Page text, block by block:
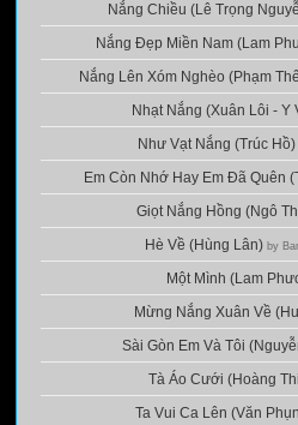
Nắng Chiều (Lê Trọng
Nắng Đẹp Miền Nam (Lam
Nắng Lên Xóm Nghèo (Phạm
Nhạt Nắng (Xuân Lôi - Y
Như Vạt Nắng (Trúc Hồ)
Em Còn Nhớ Hay Em Đã Quên
Giọt Nắng Hồng (Ngô
Hè Về (Hùng Lân) by
Một Mình (Lam
Mừng Nắng Xuân Về
Sài Gòn Em Và Tôi
Tà Áo Cưới (Hoàng
Ta Vui Ca Lên (Văn